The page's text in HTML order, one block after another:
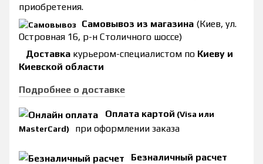
приобретения.
Самовывоз из магазина (Киев, ул.
Островная 16, р-н Столичного шоссе)
Доставка курьером-специалистом по Киеву и
Киевской области
Подробнее о доставке
Оплата картой (Visa или
MasterCard)
при оформлении заказа
Безналичный расчет